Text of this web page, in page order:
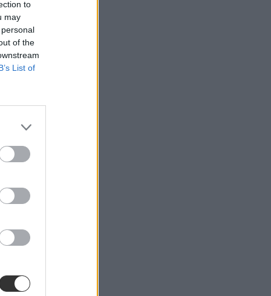
to
may
of the
List of